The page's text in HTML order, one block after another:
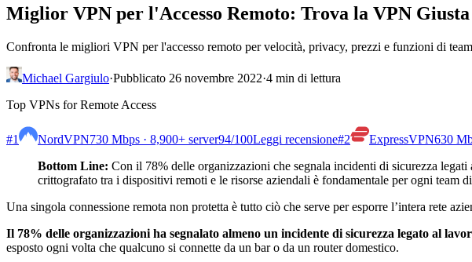
Miglior VPN per l'Accesso Remoto: Trova la VPN
Confronta le migliori VPN per l'accesso remoto per velocità, privacy, prezzi e funzioni di
Michael Gargiulo·Pubblicato 26 novembre 2022·4 min di lettura
Top VPNs for Remote Access
#1 NordVPN730 Mbps · 8,900+ server94/100Leggi recensione#2 ExpressVPN630
Bottom Line: Con il 78% delle organizzazioni che segnala incidenti di sicurezza
crittografato tra i dispositivi remoti e le risorse aziendali è fondamentale per ogni team
Una singola connessione remota non protetta è tutto ciò che serve per esporre l’intera rete
Il 78% delle organizzazioni ha segnalato almeno un incidente di sicurezza legato al
esposto ogni volta che qualcuno si connette da un bar o da un router domestico.